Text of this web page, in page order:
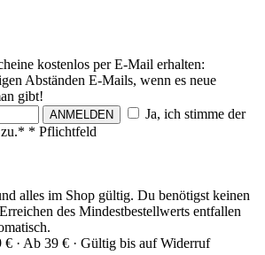
kostenlos per E-Mail erhalten:
Abständen E-Mails, wenn es neue
gibt!
ANMELDEN
Ja, ich stimme der
zu.* * Pflichtfeld
alles im Shop gültig. Du benötigst keinen
des Mindestbestellwerts entfallen
· Ab 39 € · Gültig bis auf Widerruf